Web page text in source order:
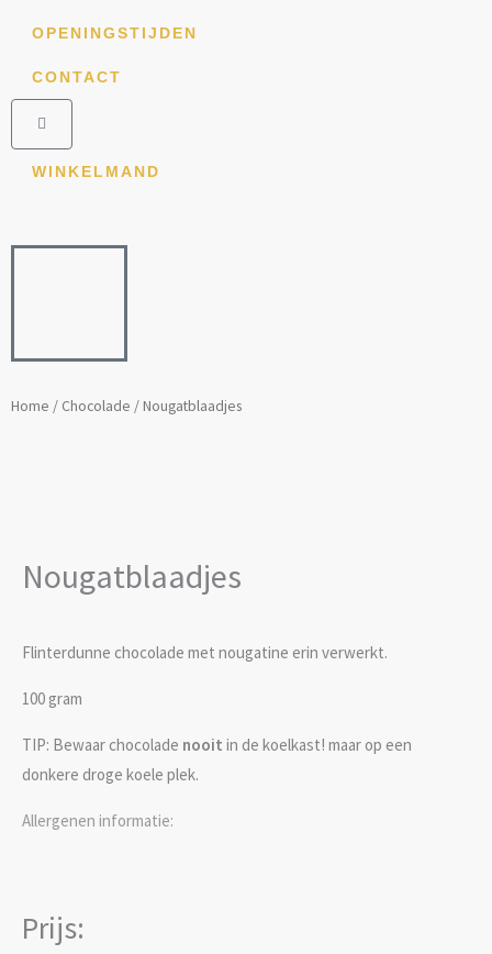
inhoud
OPENINGSTIJDEN
CONTACT
Winkelwagen
WINKELMAND
Home / Chocolade / Nougatblaadjes
Nougatblaadjes
Flinterdunne chocolade met nougatine erin verwerkt.
100 gram
TIP: Bewaar chocolade nooit in de koelkast! maar op een
donkere droge koele plek.
Allergenen informatie:
Prijs: